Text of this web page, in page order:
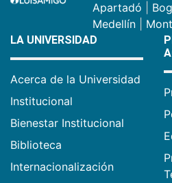
Apartadó
Medellín
LA UNIVERSIDAD
Acerca de la Universidad
Institucional
Bienestar Institucional
Biblioteca
Internacionalización